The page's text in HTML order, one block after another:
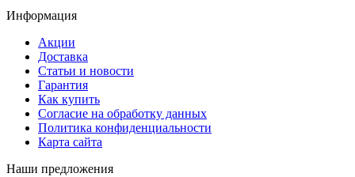
Информация
Акции
Доставка
Статьи и новости
Гарантия
Как купить
Согласие на обработку данных
Политика конфиденциальности
Карта сайта
Наши предложения